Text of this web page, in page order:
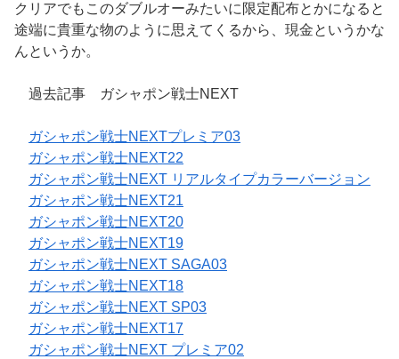
クリアでもこのダブルオーみたいに限定配布とかになると
途端に貴重な物のように思えてくるから、現金というかな
んというか。
過去記事 ガシャポン戦士NEXT
ガシャポン戦士NEXTプレミア03
ガシャポン戦士NEXT22
ガシャポン戦士NEXT リアルタイプカラーバージョン
ガシャポン戦士NEXT21
ガシャポン戦士NEXT20
ガシャポン戦士NEXT19
ガシャポン戦士NEXT SAGA03
ガシャポン戦士NEXT18
ガシャポン戦士NEXT SP03
ガシャポン戦士NEXT17
ガシャポン戦士NEXT プレミア02